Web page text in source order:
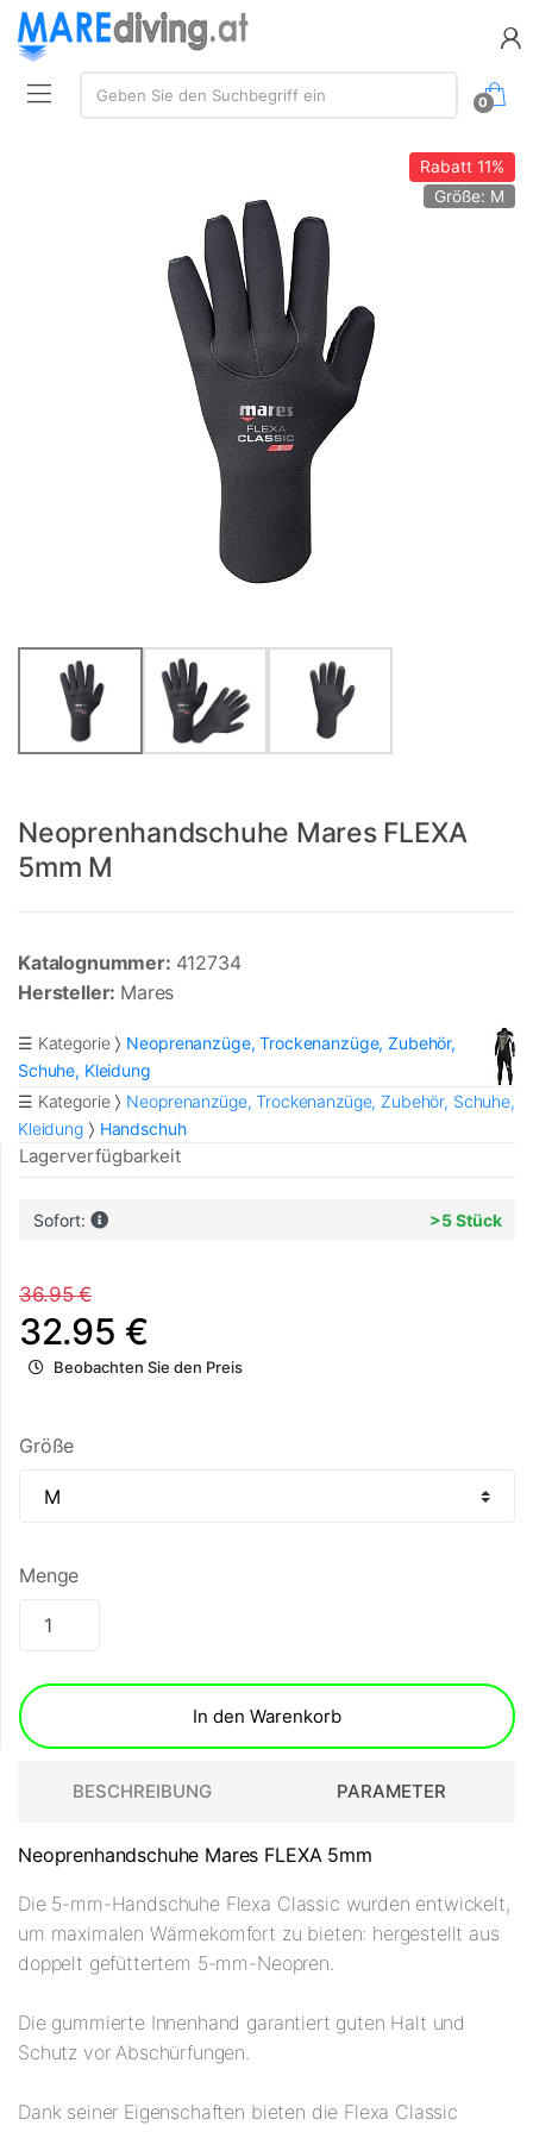
Suchen:
Geben Sie den Suchbegriff ein
0
Rabatt11%
Größe: M
Neoprenhandschuhe Mares FLEXA
5mm M
Katalognummer: 412734
Hersteller: Mares
☰ Kategorie
Neoprenanzüge, Trockenanzüge, Zubehör,
Schuhe, Kleidung
☰ Kategorie
Neoprenanzüge, Trockenanzüge, Zubehör, Schuhe,
Kleidung
Handschuh
Lagerverfügbarkeit
Sofort: >5 Stück
36.95 €
32.95 €
Beobachten Sie den Preis
Größe
Menge
In den Warenkorb
BESCHREIBUNG PARAMETER
Neoprenhandschuhe Mares FLEXA 5mm
Die 5-mm-Handschuhe Flexa Classic wurden entwickelt,
um maximalen Wärmekomfort zu bieten: hergestellt aus
doppelt gefüttertem 5-mm-Neopren.
Die gummierte Innenhand garantiert guten Halt und
Schutz vor Abschürfungen.
Dank seiner Eigenschaften bieten die Flexa Classic